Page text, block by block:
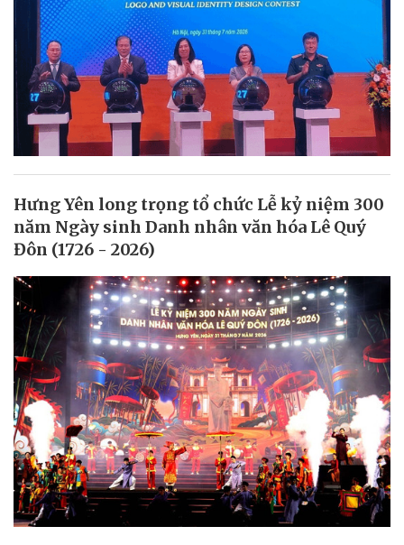
Hưng Yên long trọng tổ chức Lễ kỷ niệm 300
năm Ngày sinh Danh nhân văn hóa Lê Quý
Đôn (1726 - 2026)